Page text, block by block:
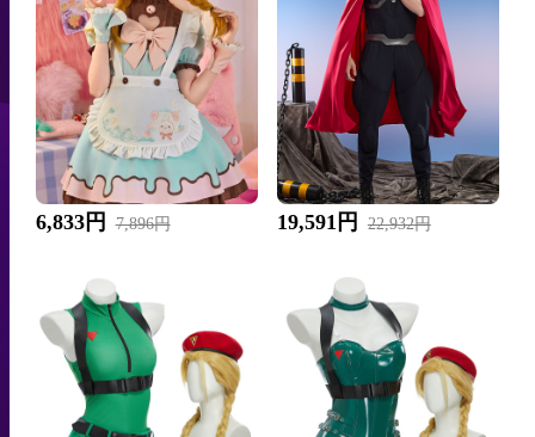
6,833円 7,896円 19,591円 22,932円